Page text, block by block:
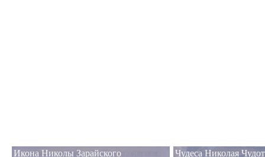
Икона Николы Зарайского Чудеса Николая